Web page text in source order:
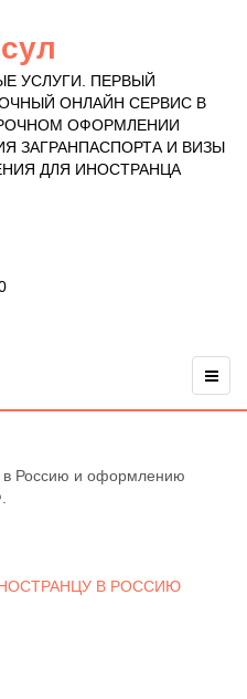
УСЛУГИ. ПЕРВЫЙ
ОНЛАЙН СЕРВИС В
ОФОРМЛЕНИИ
ЗАГРАНПАСПОРТА И ВИЗЫ
ДЛЯ ИНОСТРАНЦА
в Россию и оформлению
В РОССИЮ